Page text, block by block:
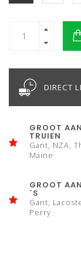
DIRECT
GROOT
TRUIEN
Gant, NZA,
Maine
GROOT
´S
Gant,
Perry